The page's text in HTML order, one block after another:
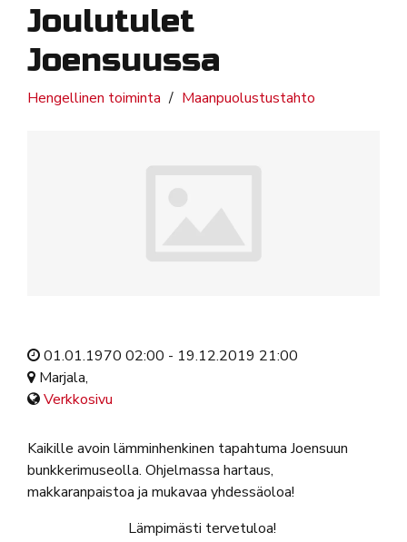
Joulutulet
Joensuussa
Hengellinen toiminta Maanpuolustustahto
01.01.1970 02:00 - 19.12.2019 21:00
Marjala,
Verkkosivu
Kaikille avoin lämminhenkinen tapahtuma Joensuun
bunkkerimuseolla. Ohjelmassa hartaus,
makkaranpaistoa ja mukavaa yhdessäoloa!
Lämpimästi tervetuloa!